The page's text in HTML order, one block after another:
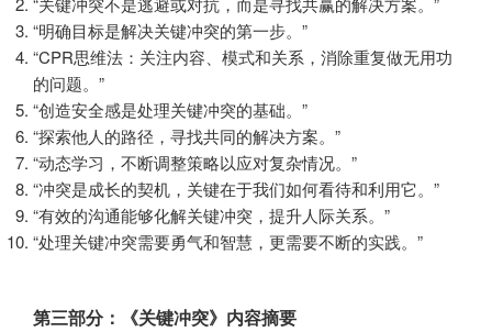
“明确目标是解决关键冲突的第一步。”
“CPR思维法：关注内容、模式和关系，消除重复做无用功
的问题。”
“创造安全感是处理关键冲突的基础。”
“探索他人的路径，寻找共同的解决方案。”
“动态学习，不断调整策略以应对复杂情况。”
“冲突是成长的契机，关键在于我们如何看待和利用它。”
“有效的沟通能够化解关键冲突，提升人际关系。”
“处理关键冲突需要勇气和智慧，更需要不断的实践。”
第三部分：《关键冲突》内容摘要